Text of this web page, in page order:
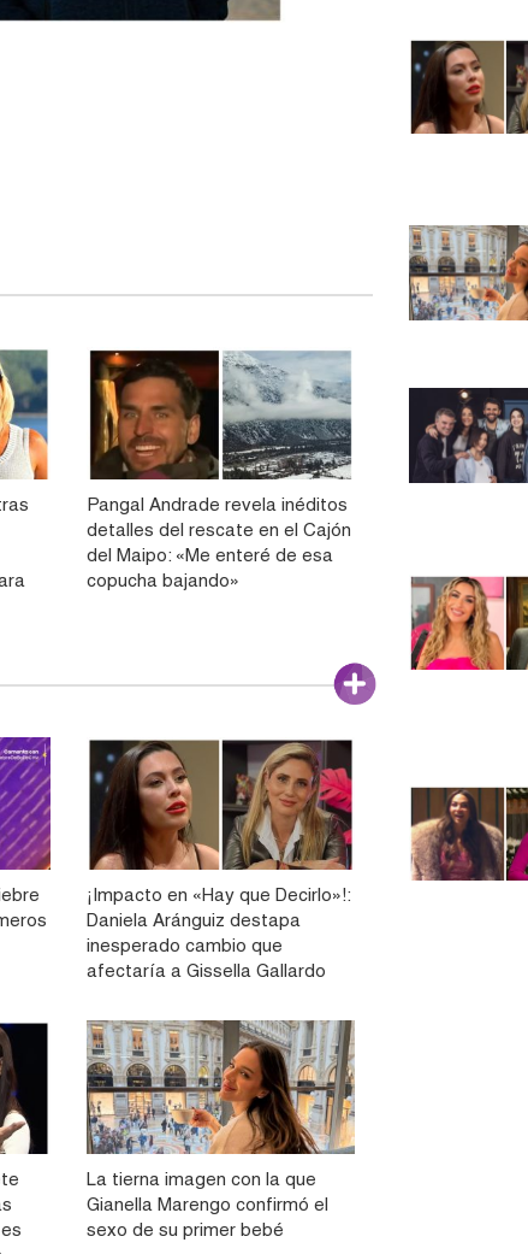
Pangal Andrade revela inéditos
detalles del rescate en el Cajón
del Maipo: «Me enteré de esa
copucha bajando»
¡Impacto en «Hay que Decirlo»!:
Daniela Aránguiz destapa
inesperado cambio que
afectaría a Gissella Gallardo
La tierna imagen con la que
Gianella Marengo confirmó el
sexo de su primer bebé